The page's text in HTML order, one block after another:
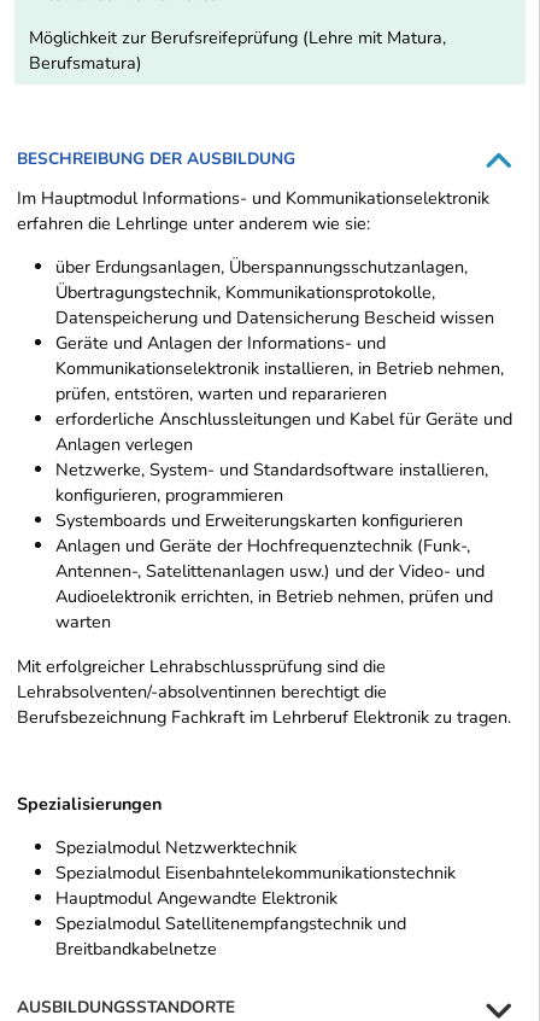
Möglichkeit zur Berufsreifeprüfung (Lehre mit Matura,
Berufsmatura)
BESCHREIBUNG DER AUSBILDUNG
Im Hauptmodul Informations- und Kommunikationselektronik
erfahren die Lehrlinge unter anderem wie sie:
über Erdungsanlagen, Überspannungsschutzanlagen,
Übertragungstechnik, Kommunikationsprotokolle,
Datenspeicherung und Datensicherung Bescheid wissen
Geräte und Anlagen der Informations- und
Kommunikationselektronik installieren, in Betrieb nehmen,
prüfen, entstören, warten und repararieren
erforderliche Anschlussleitungen und Kabel für Geräte und
Anlagen verlegen
Netzwerke, System- und Standardsoftware installieren,
konfigurieren, programmieren
Systemboards und Erweiterungskarten konfigurieren
Anlagen und Geräte der Hochfrequenztechnik (Funk-,
Antennen-, Satelittenanlagen usw.) und der Video- und
Audioelektronik errichten, in Betrieb nehmen, prüfen und
warten
Mit erfolgreicher Lehrabschlussprüfung sind die
Lehrabsolventen/-absolventinnen berechtigt die
Berufsbezeichnung Fachkraft im Lehrberuf Elektronik zu tragen.
Spezialisierungen
Spezialmodul Netzwerktechnik
Spezialmodul Eisenbahntelekommunikationstechnik
Hauptmodul Angewandte Elektronik
Spezialmodul Satellitenempfangstechnik und
Breitbandkabelnetze
AUSBILDUNGSSTANDORTE